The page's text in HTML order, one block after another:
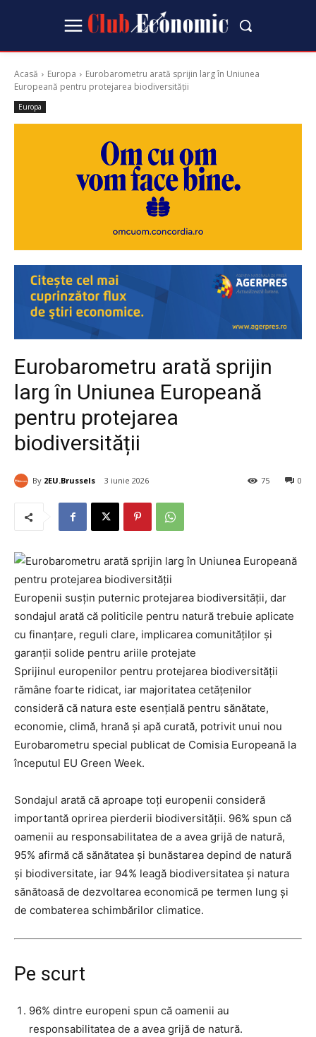
Acasă Europa
Eurobarometru arată sprijin larg în Uniunea
Europeană pentru protejarea biodiversității
Europa
Eurobarometru arată sprijin
larg în Uniunea Europeană
pentru protejarea
biodiversității
By 2EU.Brussels 3 iunie 2026 0
75
Europenii susțin puternic protejarea biodiversității, dar
sondajul arată că politicile pentru natură trebuie aplicate
cu finanțare, reguli clare, implicarea comunităților și
garanții solide pentru ariile protejate
Sprijinul europenilor pentru protejarea biodiversității
rămâne foarte ridicat, iar majoritatea cetățenilor
consideră că natura este esențială pentru sănătate,
economie, climă, hrană și apă curată, potrivit unui nou
Eurobarometru special publicat de Comisia Europeană la
începutul EU Green Week.
Sondajul arată că aproape toți europenii consideră
importantă oprirea pierderii biodiversității. 96% spun că
oamenii au responsabilitatea de a avea grijă de natură,
95% afirmă că sănătatea și bunăstarea depind de natură
și biodiversitate, iar 94% leagă biodiversitatea și natura
sănătoasă de dezvoltarea economică pe termen lung și
de combaterea schimbărilor climatice.
Pe scurt
96% dintre europeni spun că oamenii au
responsabilitatea de a avea grijă de natură.